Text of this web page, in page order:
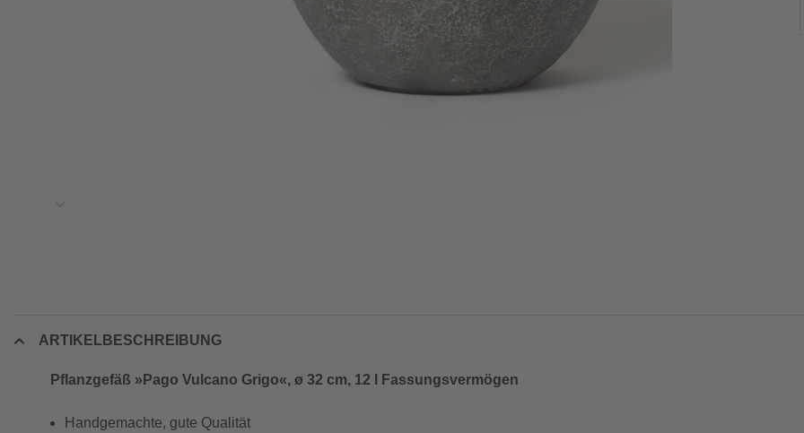
ARTIKELBESCHREIBUNG
Pflanzgefäß »Pago Vulcano Grigo«, ø 32 cm, 12 l Fassungsvermögen
Handgemachte, gute Qualität